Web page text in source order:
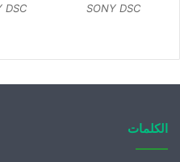
SONY DSC
DSC
الكلمات